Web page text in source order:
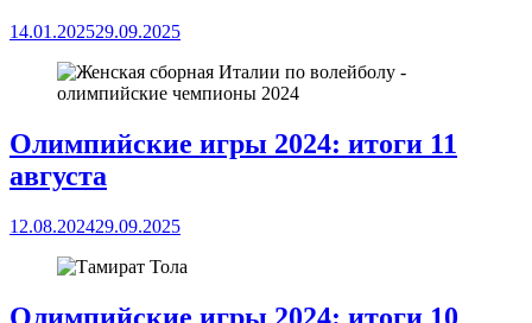
14.01.202529.09.2025
Олимпийские игры 2024: итоги 11
августа
12.08.202429.09.2025